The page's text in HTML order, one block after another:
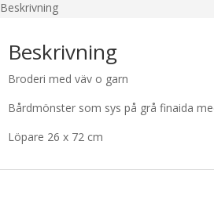
Beskrivning
Beskrivning
Broderi med väv o garn
Bårdmönster som sys på grå finaida
Löpare 26 x 72 cm